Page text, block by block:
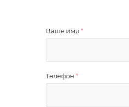
Ваше имя *
Телефон *